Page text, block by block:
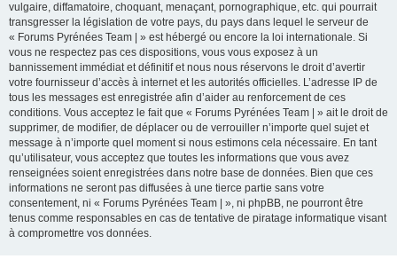
vulgaire, diffamatoire, choquant, menaçant, pornographique, etc. qui pourrait
transgresser la législation de votre pays, du pays dans lequel le serveur de
« Forums Pyrénées Team | » est hébergé ou encore la loi internationale. Si
vous ne respectez pas ces dispositions, vous vous exposez à un
bannissement immédiat et définitif et nous nous réservons le droit d’avertir
votre fournisseur d’accès à internet et les autorités officielles. L’adresse IP de
tous les messages est enregistrée afin d’aider au renforcement de ces
conditions. Vous acceptez le fait que « Forums Pyrénées Team | » ait le droit de
supprimer, de modifier, de déplacer ou de verrouiller n’importe quel sujet et
message à n’importe quel moment si nous estimons cela nécessaire. En tant
qu’utilisateur, vous acceptez que toutes les informations que vous avez
renseignées soient enregistrées dans notre base de données. Bien que ces
informations ne seront pas diffusées à une tierce partie sans votre
consentement, ni « Forums Pyrénées Team | », ni phpBB, ne pourront être
tenus comme responsables en cas de tentative de piratage informatique visant
à compromettre vos données.